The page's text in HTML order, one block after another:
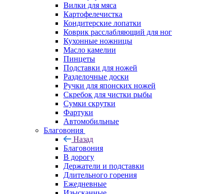
Вилки для мяса
Картофелечистка
Кондитерские лопатки
Коврик расслабляющий для ног
Кухонные ножницы
Масло камелии
Пинцеты
Подставки для ножей
Разделочные доски
Ручки для японских ножей
Скребок для чистки рыбы
Сумки скрутки
Фартуки
Автомобильные
Благовония
Назад
Благовония
В дорогу
Держатели и подставки
Длительного горения
Ежедневные